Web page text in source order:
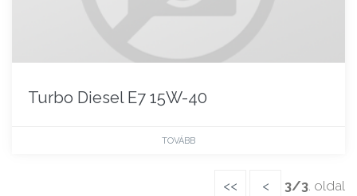
Turbo Diesel E7 15W-40
TOVÁBB
<< < 3/3. oldal